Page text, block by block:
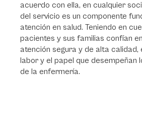
acuerdo con ella, en cualquier
del servicio es un componente
atención en salud. Teniendo en
pacientes y sus familias confían
atención segura y de alta calidad,
labor y el papel que desempeñan
de la enfermería.